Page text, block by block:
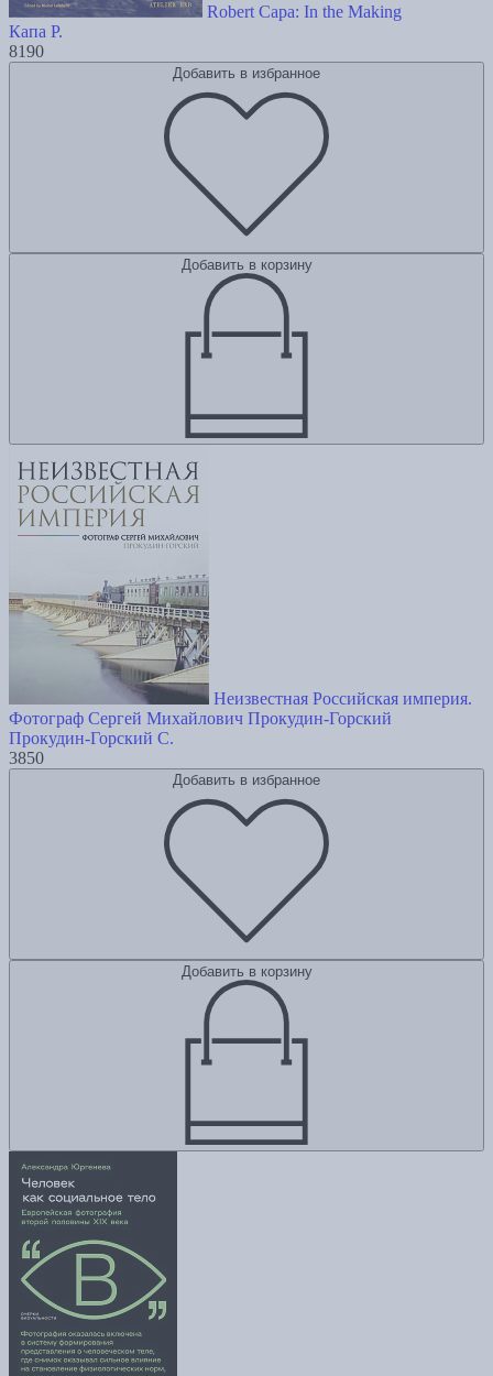
Robert Capa: In the Making
Капа Р.
8190
Добавить в избранное
Добавить в корзину
Неизвестная Российская империя.
Фотограф Сергей Михайлович Прокудин-Горский
Прокудин-Горский С.
3850
Добавить в избранное
Добавить в корзину